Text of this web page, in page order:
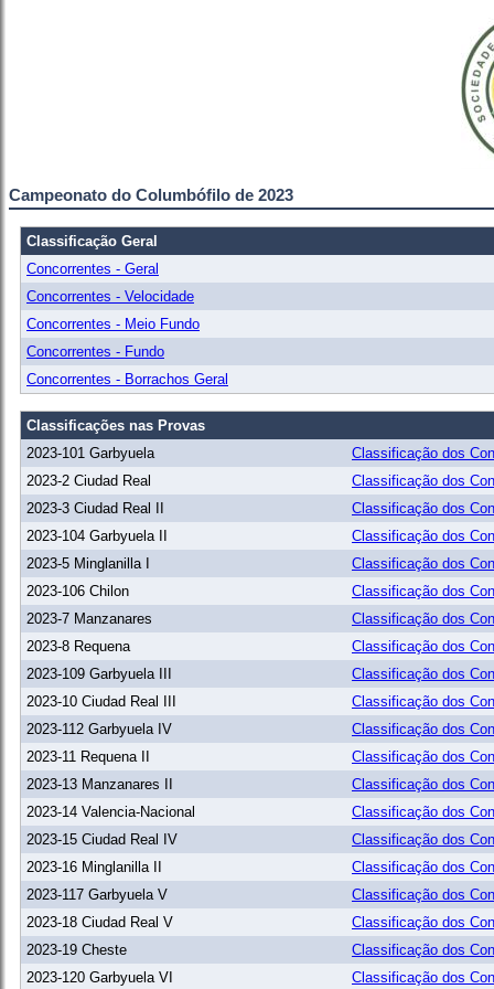
Campeonato do Columbófilo de 2023
Classificação Geral
Concorrentes - Geral
Concorrentes - Velocidade
Concorrentes - Meio Fundo
Concorrentes - Fundo
Concorrentes - Borrachos Geral
Classificações nas Provas
2023-101 Garbyuela
Classificação dos
2023-2 Ciudad Real
Classificação dos
2023-3 Ciudad Real II
Classificação dos
2023-104 Garbyuela II
Classificação dos
2023-5 Minglanilla I
Classificação dos
2023-106 Chilon
Classificação dos
2023-7 Manzanares
Classificação dos
2023-8 Requena
Classificação dos
2023-109 Garbyuela III
Classificação dos
2023-10 Ciudad Real III
Classificação dos
2023-112 Garbyuela IV
Classificação dos
2023-11 Requena II
Classificação dos
2023-13 Manzanares II
Classificação dos
2023-14 Valencia-Nacional
Classificação dos
2023-15 Ciudad Real IV
Classificação dos
2023-16 Minglanilla II
Classificação dos
2023-117 Garbyuela V
Classificação dos
2023-18 Ciudad Real V
Classificação dos
2023-19 Cheste
Classificação dos
2023-120 Garbyuela VI
Classificação dos